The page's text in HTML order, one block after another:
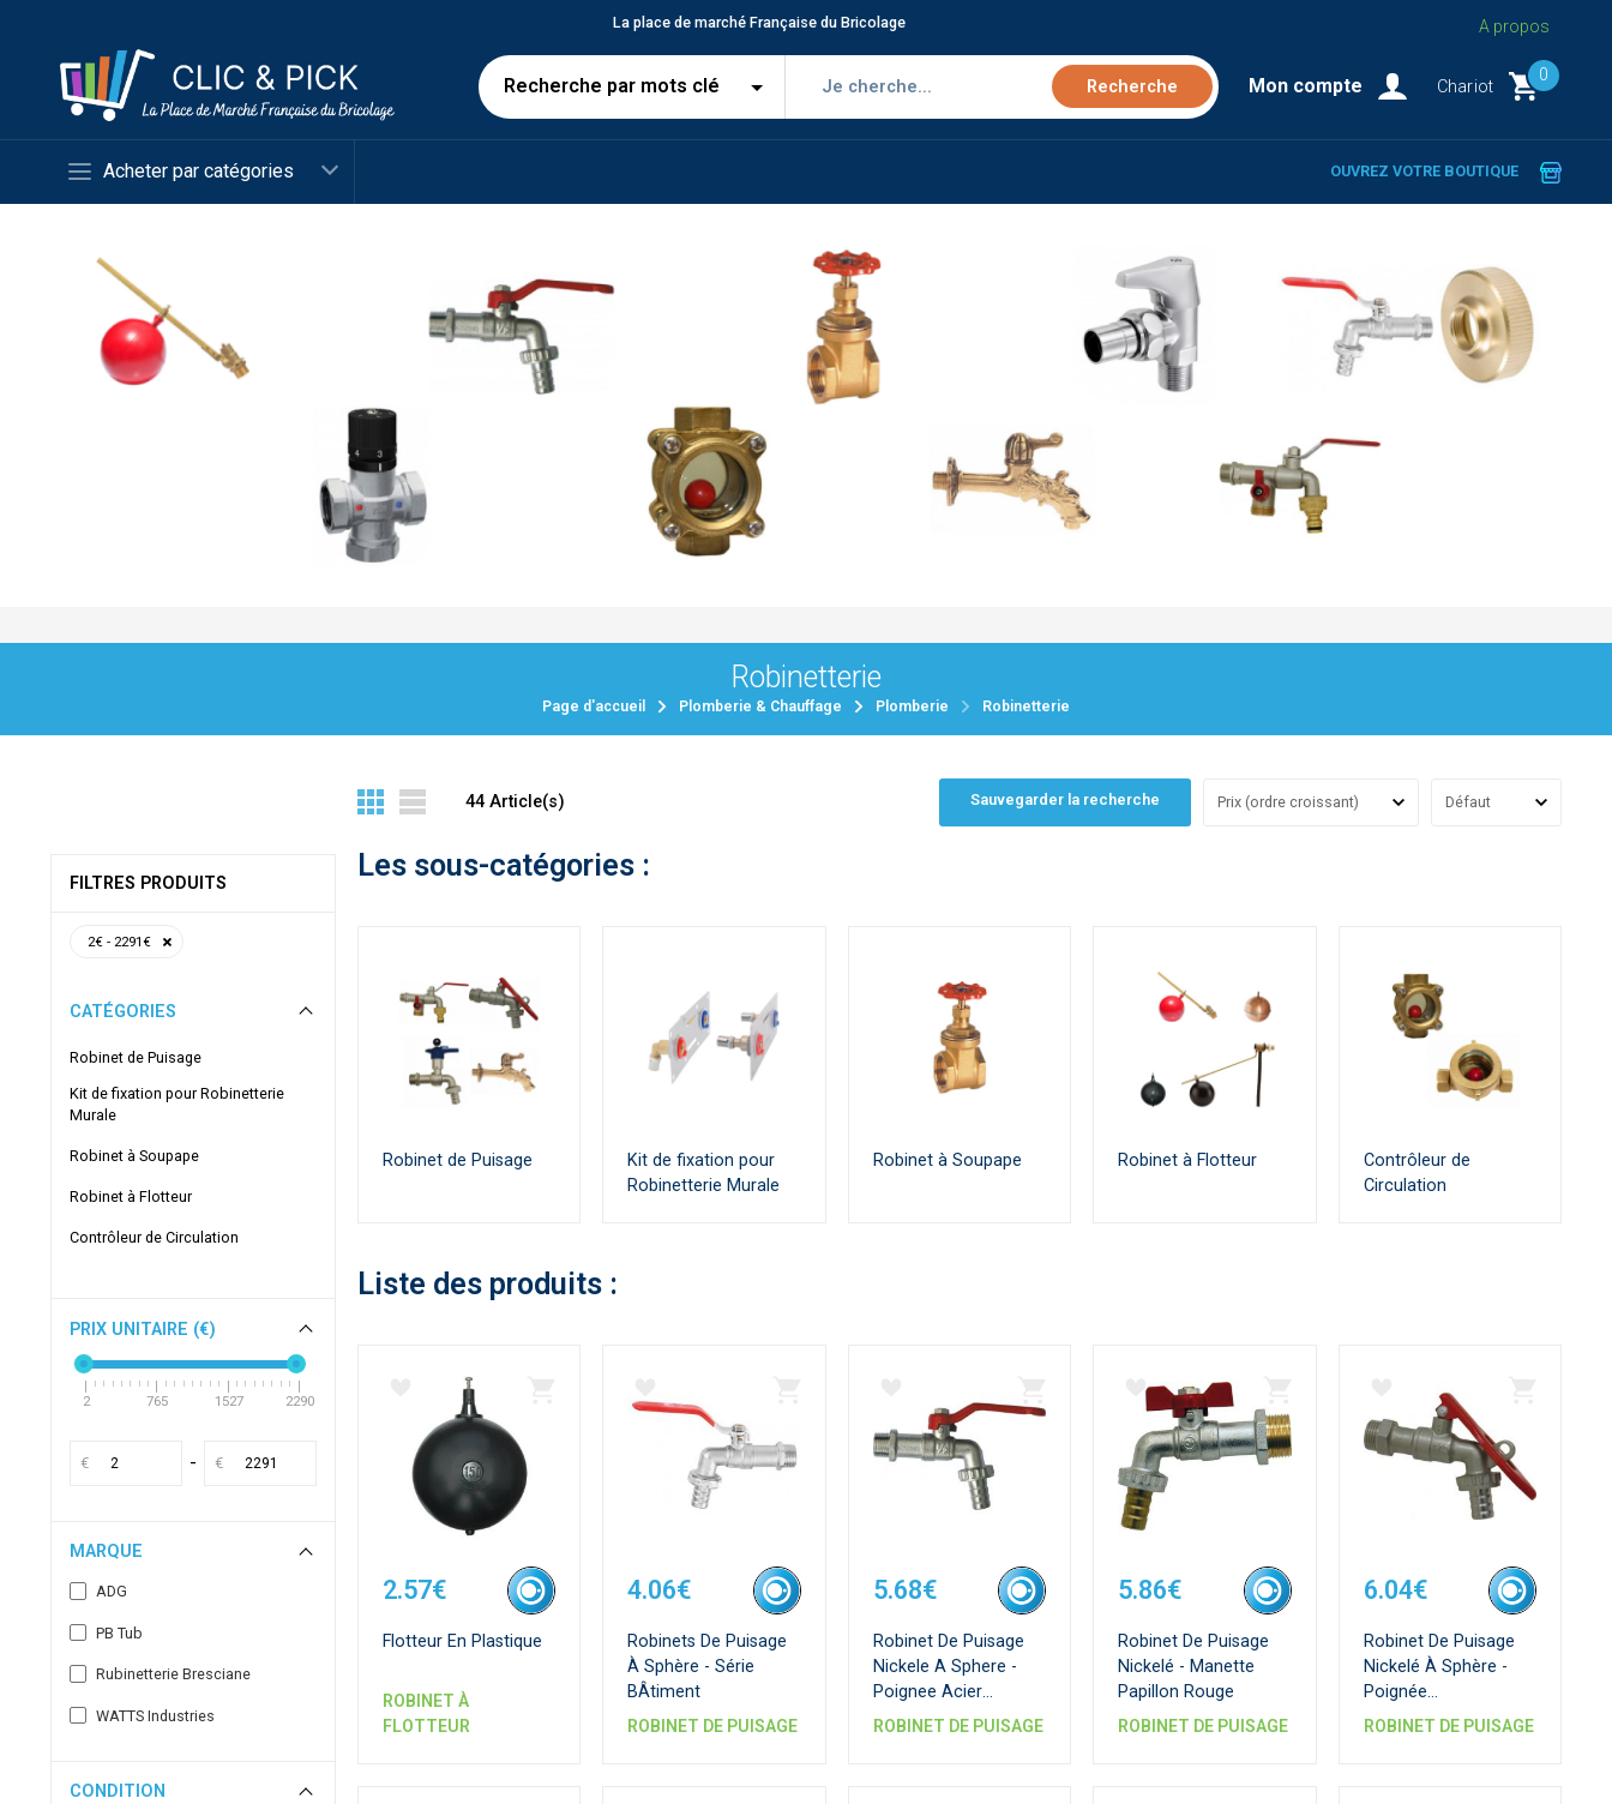
La place de marché Française du Bricolage A propos
Mon compte Chariot
0
Acheter par catégories OUVREZ VOTRE BOUTIQUE
Robinetterie
Page d'accueil Plomberie & Chauffage Plomberie Robinetterie
FILTRES PRODUITS
2€ - 2291€
CATÉGORIES
Robinet de Puisage
Kit de fixation pour Robinetterie
Murale
Robinet à Soupape
Robinet à Flotteur
Contrôleur de Circulation
PRIX UNITAIRE (€)
2 765 1527 2290
€ - €
MARQUE
ADG
PB Tub
Rubinetterie Bresciane
WATTS Industries
CONDITION
44 Article(s) Sauvegarder la recherche
Les sous-catégories :
Robinet de Puisage
Kit de fixation pour
Robinetterie Murale
Robinet à Soupape Robinet à Flotteur
Contrôleur de
Circulation
Liste des produits :
2.57€
Flotteur En Plastique
ROBINET À
FLOTTEUR
4.06€
Robinets De Puisage
À Sphère - Série
BÂtiment
ROBINET DE PUISAGE
5.68€
Robinet De Puisage
Nickele A Sphere -
Poignee Acier
Emboutie Rouge
ROBINET DE PUISAGE
5.86€
Robinet De Puisage
Nickelé - Manette
Papillon Rouge
ROBINET DE PUISAGE
6.04€
Robinet De Puisage
Nickelé À Sphère -
Poignée
Cadenassable
ROBINET DE PUISAGE